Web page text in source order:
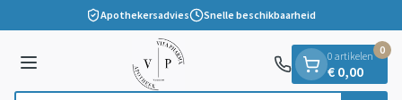
Ga naar de inhoudApothekersadvies Snelle beschikbaarheid
Menu
0 artikelen
€ 0,00
0